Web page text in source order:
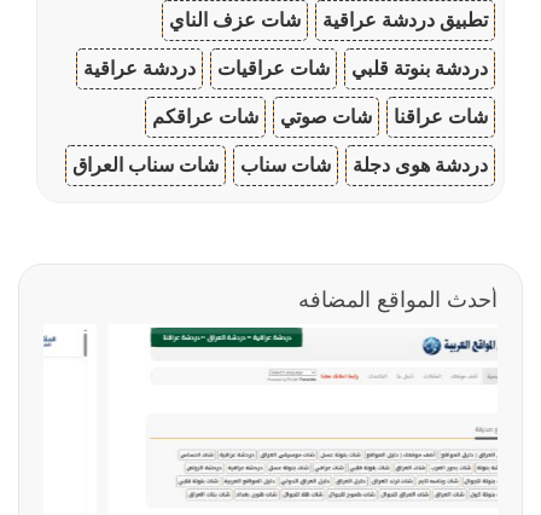
تطبيق دردشة عراقية شات عزف الناي
دردشة بنوتة قلبي شات عراقيات دردشة عراقية
شات عراقنا شات صوتي شات عراقكم
دردشة هوى دجلة شات سناب شات سناب العراق
أحدث المواقع المضافه